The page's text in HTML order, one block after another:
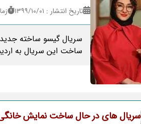
تاریخ انتشار : ۱۳۹۹/۱۰/۰۱
سریال گیسو ساخته جدید
ساخت این سریال به
سریال های در حال ساخت نمایش